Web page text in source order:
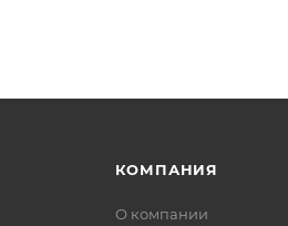
КОМПАНИЯ
О компании